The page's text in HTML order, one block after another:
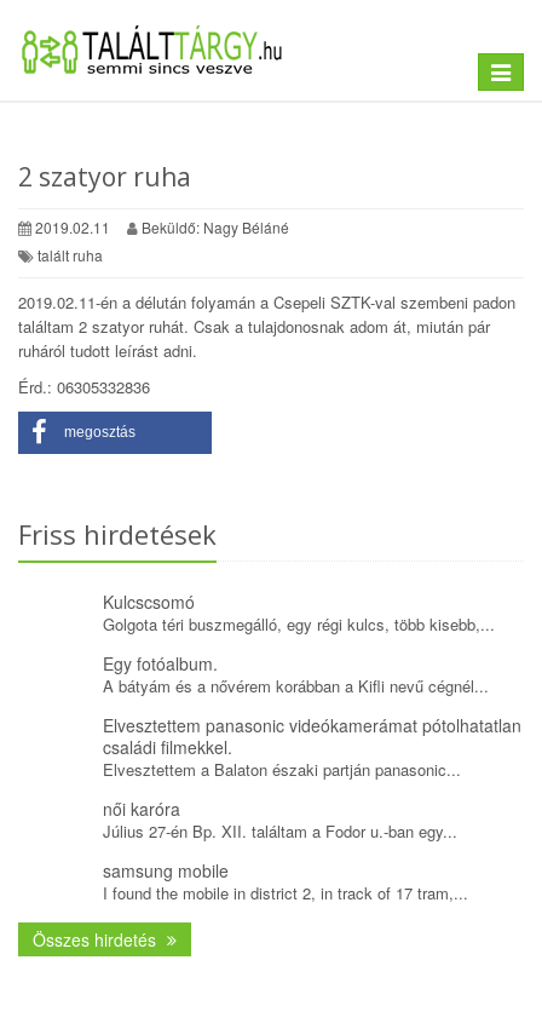
Toggle
2 szatyor ruha
2019.02.11
Beküldő: Nagy Béláné
talált ruha
2019.02.11-én a délután folyamán a Csepeli SZTK-val szembeni padon
találtam 2 szatyor ruhát. Csak a tulajdonosnak adom át, miután pár
ruháról tudott leírást adni.
Érd.: 06305332836
megosztás
Friss hirdetések
Kulcscsomó
Golgota téri buszmegálló, egy régi kulcs, több kisebb,...
Egy fotóalbum.
A bátyám és a nővérem korábban a Kifli nevű cégnél...
Elvesztettem panasonic videókamerámat pótolhatatlan
családi filmekkel.
Elvesztettem a Balaton északi partján panasonic...
női karóra
Július 27-én Bp. XII. találtam a Fodor u.-ban egy...
samsung mobile
I found the mobile in district 2, in track of 17 tram,...
Összes hirdetés